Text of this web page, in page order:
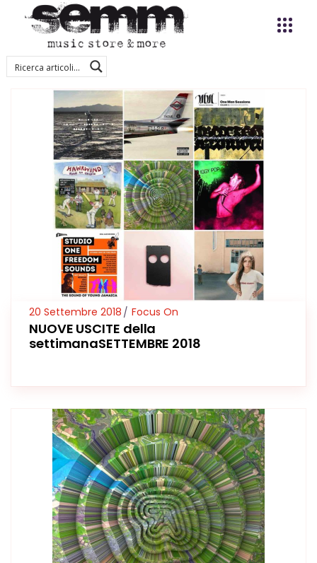
20 Settembre 2018 Focus On
NUOVE USCITE della
settimanaSETTEMBRE 2018